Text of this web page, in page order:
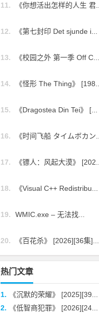
11.
《你想活出怎样的人生 君...
12.
《第七封印 Det sjunde i...
13.
《校园之外 第一季 Off C...
14.
《怪形 The Thing》 [198...
15.
《Dragostea Din Tei》 [...
16.
《时间飞船 タイムボカン...
17.
《镖人：风起大漠》 [202...
18.
《Visual C++ Redistribu...
19.
WMIC.exe – 无法找...
20.
《百花杀》 [2026][36集]...
热门文章
1.
《沉默的荣耀》 [2025][39...
2.
《低智商犯罪》 [2026][24...